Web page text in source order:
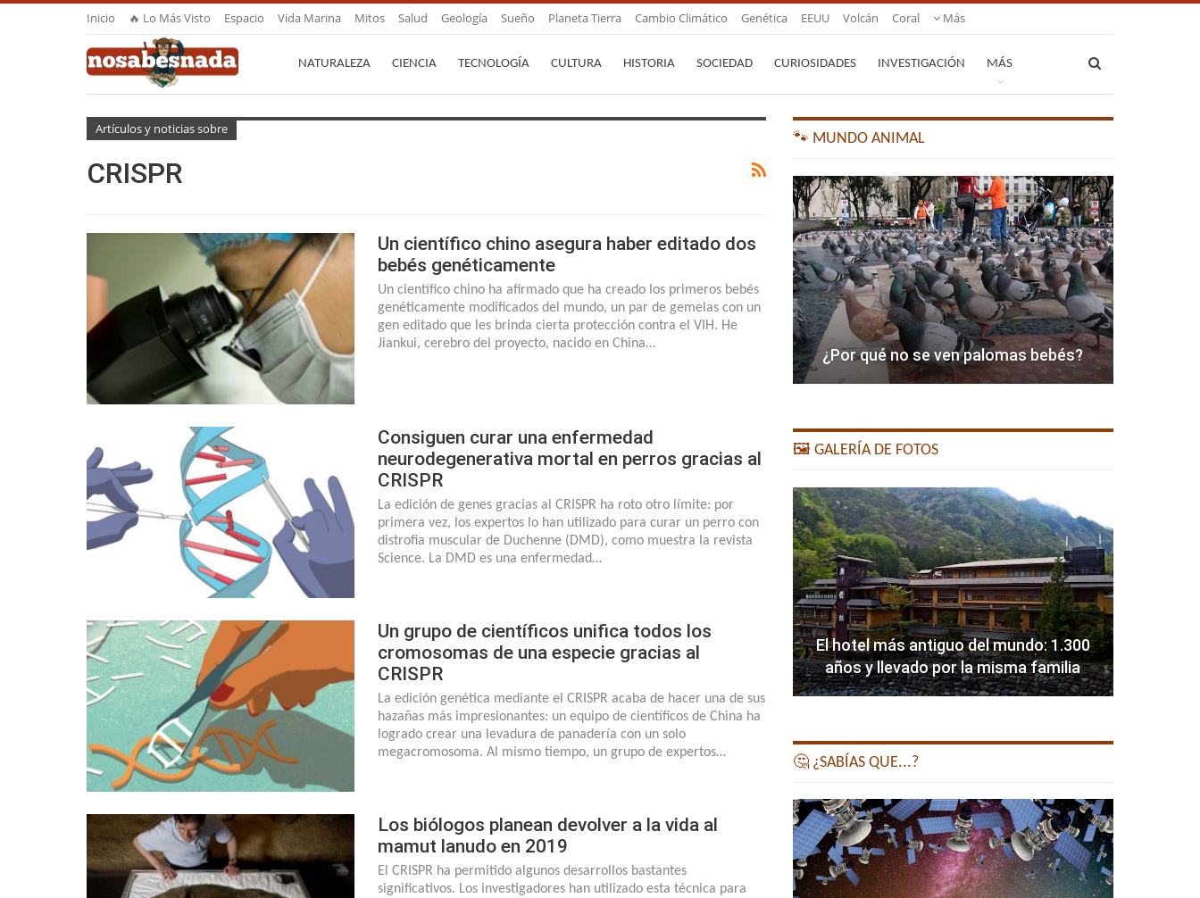
Inicio 🔥 Lo Más Visto Espacio Vida Marina Mitos Salud Geología Sueño Planeta Tierra Cambio Climático Genética EEUU Volcán Coral Más
NATURALEZA CIENCIA TECNOLOGÍA CULTURA HISTORIA SOCIEDAD CURIOSIDADES INVESTIGACIÓN MÁS
Artículos y noticias sobre
CRISPR
Un científico chino asegura haber editado dos
bebés genéticamente
Un científico chino ha afirmado que ha creado los primeros bebés
genéticamente modificados del mundo, un par de gemelas con un
gen editado que les brinda cierta protección contra el VIH. He
Jiankui, cerebro del proyecto, nacido en China…
Consiguen curar una enfermedad
neurodegenerativa mortal en perros gracias al
CRISPR
La edición de genes gracias al CRISPR ha roto otro límite: por
primera vez, los expertos lo han utilizado para curar un perro con
distrofia muscular de Duchenne (DMD), como muestra la revista
Science. La DMD es una enfermedad…
Un grupo de científicos unifica todos los
cromosomas de una especie gracias al
CRISPR
La edición genética mediante el CRISPR acaba de hacer una de sus
hazañas más impresionantes: un equipo de científicos de China ha
logrado crear una levadura de panadería con un solo
megacromosoma. Al mismo tiempo, un grupo de expertos…
Los biólogos planean devolver a la vida al
mamut lanudo en 2019
El CRISPR ha permitido algunos desarrollos bastantes
significativos. Los investigadores han utilizado esta técnica para
🐾 MUNDO ANIMAL
¿Por qué no se ven palomas bebés?
🖼️ GALERÍA DE FOTOS
El hotel más antiguo del mundo: 1.300
años y llevado por la misma familia
🤔 ¿SABÍAS QUE...?